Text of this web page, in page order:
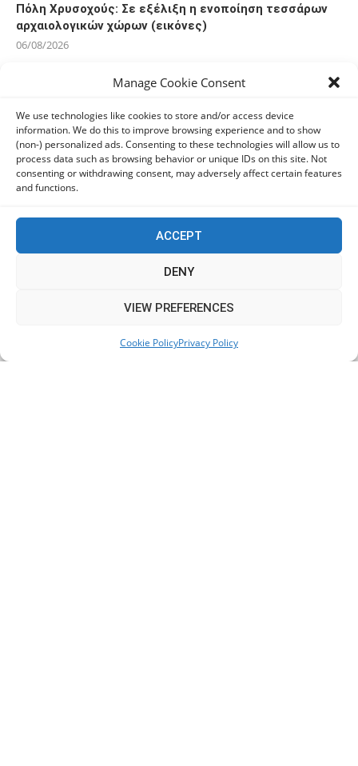
Manage Cookie Consent
We use technologies like cookies to store and/or access device
information. We do this to improve browsing experience and to show
(non-) personalized ads. Consenting to these technologies will allow us to
process data such as browsing behavior or unique IDs on this site. Not
consenting or withdrawing consent, may adversely affect certain features
and functions.
ACCEPT
DENY
VIEW PREFERENCES
Cookie PolicyPrivacy Policy
Πόλη Χρυσοχούς: Σε εξέλιξη η ενοποίηση τεσσάρων
αρχαιολογικών χώρων (εικόνες)
06/08/2026
ΕΟΑ Πάφου: Δικαστικά εντάλματα εκκένωσης για
όσους δεν συμμορφώθηκαν για τις επικίνδυνες
οικοδομές
06/08/2026
This website uses cookies to improve your experience. We'll
Accept
Read More